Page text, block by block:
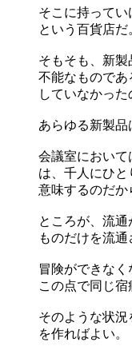
そこに持って
という百貨店だ
そもそも、新
不能なものであ
していなかった
あらゆる新製品
会議室におい
は、千人にひ
意味するのだか
ところが、流
ものだけを流通
冒険ができな
この点で同じ宿
そのような状
を作ればよい。